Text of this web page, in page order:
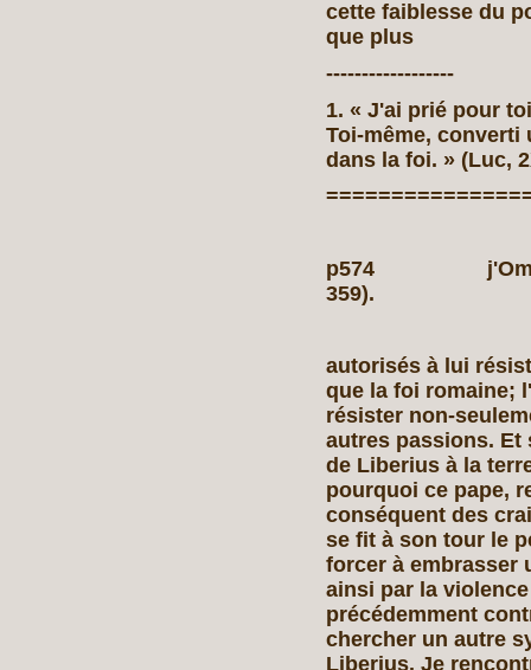
cette faiblesse du
que plus
------------------
1. « J'ai prié pour
Toi-même, converti
dans la foi. » (Luc,
p574
359).
autorisés à lui
que la foi romaine;
résister non-
autres passions. Et
de Liberius à la
pourquoi ce pape,
conséquent des
se fit à son tour le
forcer à embrasser
ainsi par la
précédemment
chercher un autre
Liberius. Je